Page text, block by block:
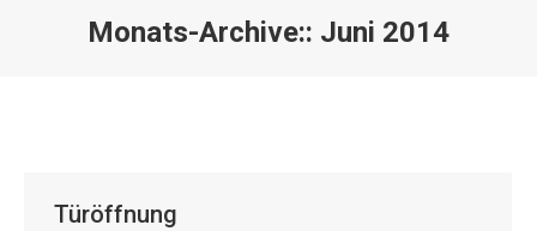
Monats-Archive:: Juni 2014
Türöffnung